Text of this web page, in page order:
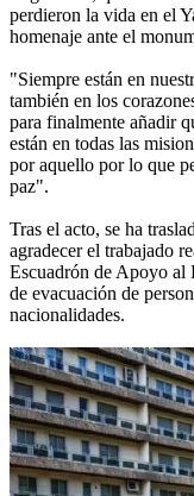
perdieron la vida en el
homenaje ante el
"Siempre están en
también en los
para finalmente añadir
están en todas las
por aquello por lo que
paz".
Tras el acto, se ha
agradecer el trabajado
Escuadrón de Apoyo
de evacuación de
nacionalidades.